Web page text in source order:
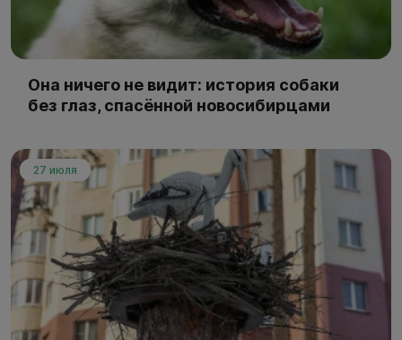
Она ничего не видит: история собаки
без глаз, спасённой новосибирцами
27 июля